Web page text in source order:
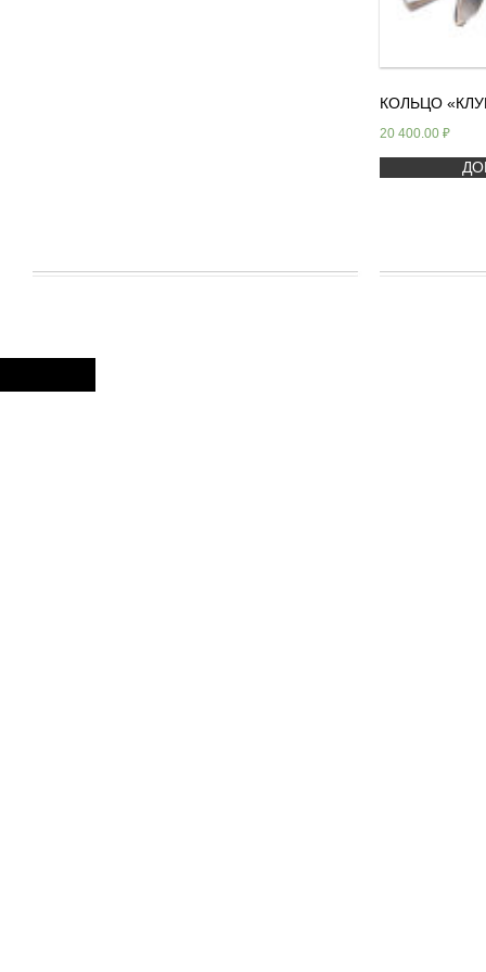
КОЛЬЦО
20 400.00 ₽